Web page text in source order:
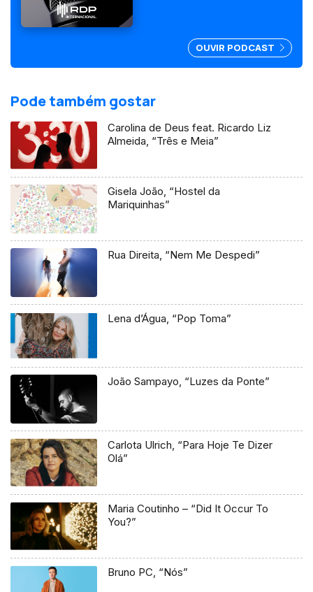
OUVIR PODCAST
Pode também gostar
Carolina de Deus feat. Ricardo Liz
Almeida, “Três e Meia”
Gisela João, “Hostel da
Mariquinhas”
Rua Direita, “Nem Me Despedi”
Lena d’Água, “Pop Toma”
João Sampayo, “Luzes da Ponte”
Carlota Ulrich, “Para Hoje Te Dizer
Olá”
Maria Coutinho – “Did It Occur To
You?”
Bruno PC, “Nós”